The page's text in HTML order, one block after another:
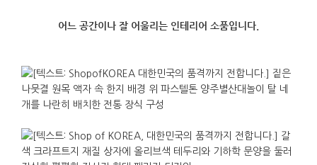
어느 공간이나 잘 어울리는 인테리어 소품입니다.